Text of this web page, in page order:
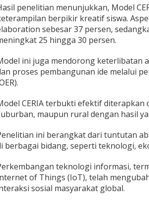
a
n
F
i
s
k
A
d
k
2
1
penelitian menunjukkan, Model
berpikir kreatif siswa.
sebesar 37 persen,
25 hingga 30 persen.
ini juga mendorong keterlibatan
proses pembangunan ide melalui
CERIA terbukti efektif
maupun rural dengan hasil
ini berangkat dari tuntutan
berbagai bidang, seperti teknologi,
teknologi informasi,
of Things (IoT), telah
sosial masyarakat global.